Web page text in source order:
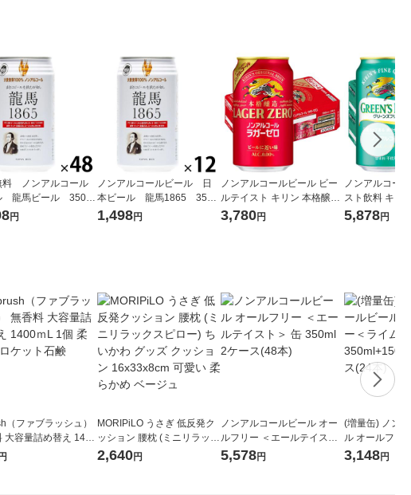
料 ノンアルコール
龍馬ビール 350ml
(48本) ビールテ
円
ノンアルコールビール 日
本ビール 龍馬1865 350m
l×12本 ビールテイスト飲
1,498円
ノンアルコールビール ビー
ルテイスト キリン 本格醸造
ノンアルコール ラガーゼロ
3,780円
ノンアルコー
スト飲料 キリ
フリー 350ml
5,878円
（ファブラッシュ）
大容量詰め替え 1400
柔軟剤 ロケット石鹸
円
MORIPiLO うさぎ 低反発ク
ッション 腰枕 (ミニリラック
スピロー) ちいかわ グッズ
2,640円
ノンアルコールビール オー
ルフリー ＜エールテイスト
＞ 缶 350ml 2ケース(48本)
5,578円
(増量缶) ノン
ル オールフリ
ョット＞
3,148円